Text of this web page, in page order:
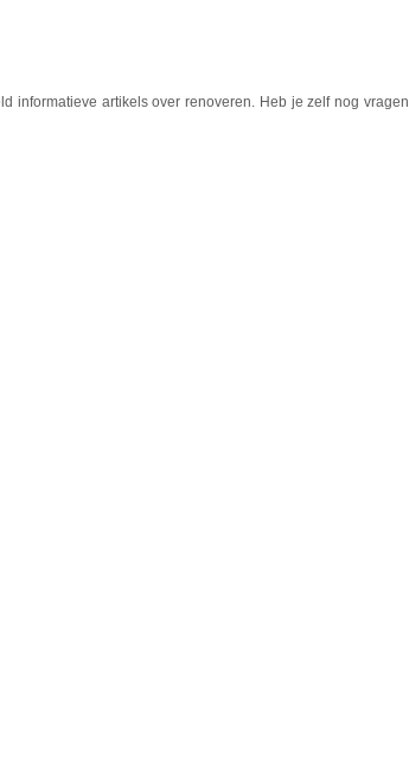
informatieve artikels over renoveren. Heb je zelf nog vragen